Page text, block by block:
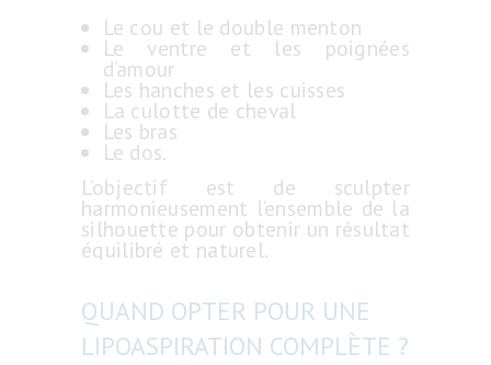
Le cou et le double menton
Le ventre et les poignées
d’amour
Les hanches et les cuisses
La culotte de cheval
Les bras
Le dos.
L’objectif est de sculpter
harmonieusement l’ensemble de la
silhouette pour obtenir un résultat
équilibré et naturel.
QUAND OPTER POUR UNE
LIPOASPIRATION COMPLÈTE ?